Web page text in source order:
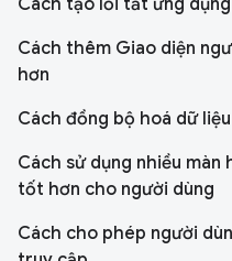
Cách thêm Giao diện
hơn
Cách đồng bộ hoá dữ
Cách sử dụng nhiều
tốt hơn cho người dùng
Cách cho phép người